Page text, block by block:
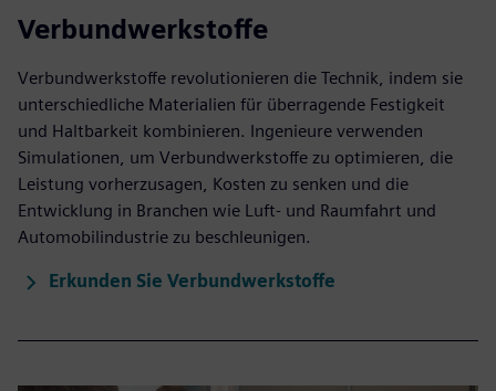
Verbundwerkstoffe
Verbundwerkstoffe revolutionieren die Technik, indem sie
unterschiedliche Materialien für überragende Festigkeit
und Haltbarkeit kombinieren. Ingenieure verwenden
Simulationen, um Verbundwerkstoffe zu optimieren, die
Leistung vorherzusagen, Kosten zu senken und die
Entwicklung in Branchen wie Luft- und Raumfahrt und
Automobilindustrie zu beschleunigen.
Erkunden Sie Verbundwerkstoffe